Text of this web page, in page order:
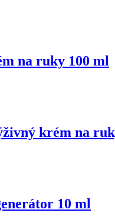
na ruky 100 ml
krém na
10 ml